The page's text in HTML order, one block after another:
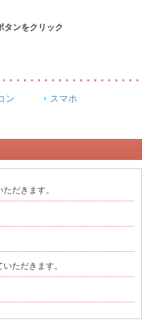
タンをクリック
ン
スマホ
だきます。
ただきます。